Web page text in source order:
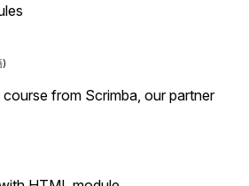
from Scrimba, our partner